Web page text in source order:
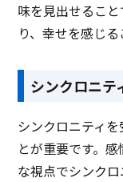
味を見出せるこ
り、幸せを感じる
シンクロニテ
シンクロニティ
とが重要です。
な視点でシンク